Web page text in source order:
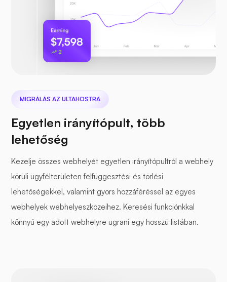
MIGRÁLÁS AZ ULTAHOSTRA
Egyetlen irányítópult, több
lehetőség
Kezelje összes webhelyét egyetlen irányítópultról a webhely
körüli ügyfélterületen felfüggesztési és törlési
lehetőségekkel, valamint gyors hozzáféréssel az egyes
webhelyek webhelyeszközeihez. Keresési funkciónkkal
könnyű egy adott webhelyre ugrani egy hosszú listában.